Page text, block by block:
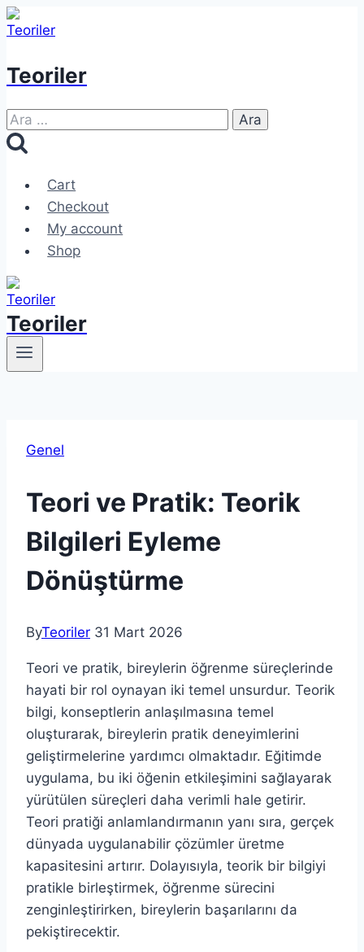
Skip
to
Teoriler
Arama:
Cart
Checkout
My account
Shop
Teoriler
Genel
Teori ve Pratik: Teorik
Bilgileri Eyleme
Dönüştürme
ByTeoriler 31 Mart 2026
Teori ve pratik, bireylerin öğrenme süreçlerinde
hayati bir rol oynayan iki temel unsurdur. Teorik
bilgi, konseptlerin anlaşılmasına temel
oluşturarak, bireylerin pratik deneyimlerini
geliştirmelerine yardımcı olmaktadır. Eğitimde
uygulama, bu iki öğenin etkileşimini sağlayarak
yürütülen süreçleri daha verimli hale getirir.
Teori pratiği anlamlandırmanın yanı sıra, gerçek
dünyada uygulanabilir çözümler üretme
kapasitesini artırır. Dolayısıyla, teorik bir bilgiyi
pratikle birleştirmek, öğrenme sürecini
zenginleştirirken, bireylerin başarılarını da
pekiştirecektir.